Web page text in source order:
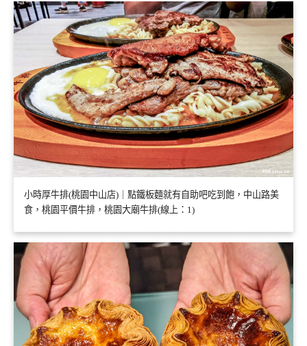
小時厚牛排(桃園中山店)｜點鐵板麵就有自助吧吃到飽，中山路美
食，桃園平價牛排，桃園大廟牛排(線上：1)